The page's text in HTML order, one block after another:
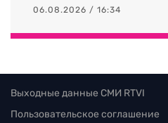
06.08.2026 / 16:34
Выходные данные СМИ RTVI
Пользовательское соглашение